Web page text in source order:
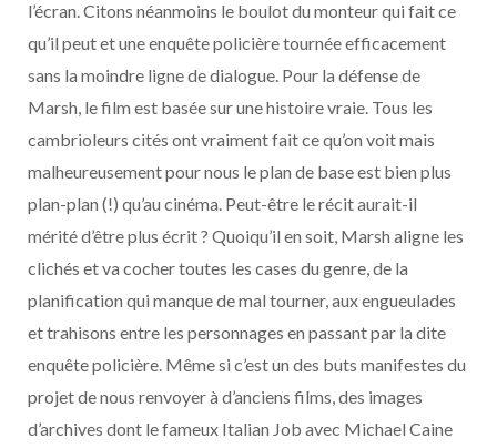
l’écran. Citons néanmoins le boulot du monteur qui fait ce
qu’il peut et une enquête policière tournée efficacement
sans la moindre ligne de dialogue. Pour la défense de
Marsh, le film est basée sur une histoire vraie. Tous les
cambrioleurs cités ont vraiment fait ce qu’on voit mais
malheureusement pour nous le plan de base est bien plus
plan-plan (!) qu’au cinéma. Peut-être le récit aurait-il
mérité d’être plus écrit ? Quoiqu’il en soit, Marsh aligne les
clichés et va cocher toutes les cases du genre, de la
planification qui manque de mal tourner, aux engueulades
et trahisons entre les personnages en passant par la dite
enquête policière. Même si c’est un des buts manifestes du
projet de nous renvoyer à d’anciens films, des images
d’archives dont le fameux Italian Job avec Michael Caine